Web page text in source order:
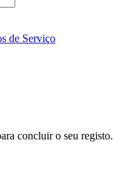
de Serviço
concluir o seu registo.